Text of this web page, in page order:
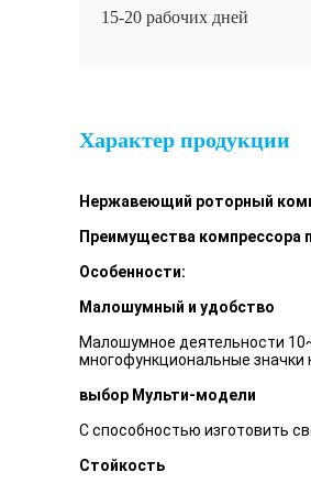
15-20 рабочих дней
Характер продукции
Нержавеющий роторный
Преимущества компрессора
Особенности:
Малошумный и удобство
Малошумное деятельности
многофункциональные значки
выбор Мульти-модели
С способностью изготовить
Стойкость